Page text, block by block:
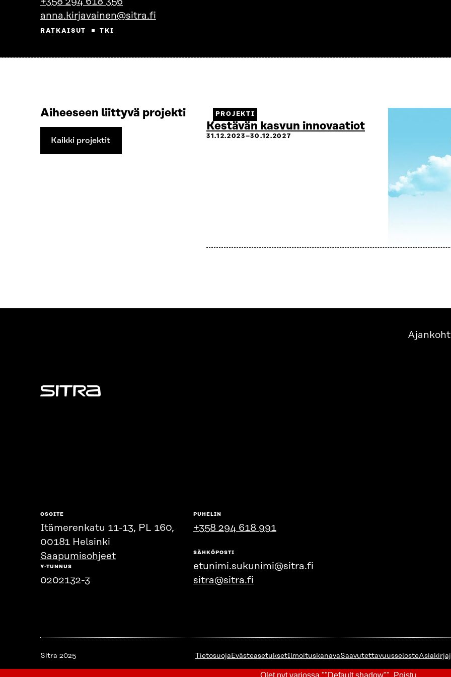
anna.kirjavainen@sitra.fi
RATKAISUT TKI
Aiheeseen liittyvä projekti
Kaikki projektit
Kaikki
PROJEKTI
Kestävän kasvun innovaatiot
31.12.2023–30.12.2027
Sitra
OSOITE
Itämerenkatu 11-13, PL 160,
00181 Helsinki
Saapumisohjeet
Y-TUNNUS
0202132-3
PUHELIN
+358 294 618 991
SÄHKÖPOSTI
etunimi.sukunimi@sitra.fi
sitra@sitra.fi
Sitra 2025 TietosuojaEvästeasetuksetIlmoituskanavaSaavutettavuusseloste
Olet nyt varjossa ""Default shadow"". Poistu